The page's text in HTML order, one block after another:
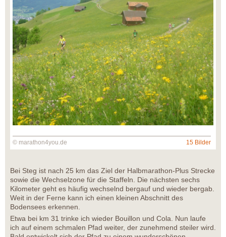
© marathon4you.de 15 Bilder
Bei Steg ist nach 25 km das Ziel der Halbmarathon-Plus Strecke
sowie die Wechselzone für die Staffeln. Die nächsten sechs
Kilometer geht es häufig wechselnd bergauf und wieder bergab.
Weit in der Ferne kann ich einen kleinen Abschnitt des
Bodensees erkennen.
Etwa bei km 31 trinke ich wieder Bouillon und Cola. Nun laufe
ich auf einem schmalen Pfad weiter, der zunehmend steiler wird.